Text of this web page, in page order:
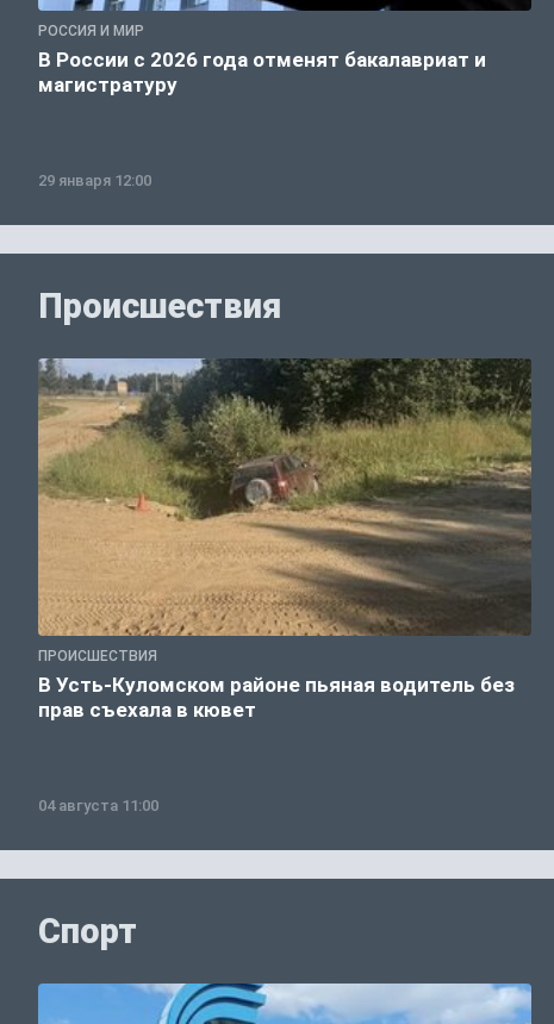
РОССИЯ И МИР
В России с 2026 года отменят бакалавриат и
магистратуру
29 января 12:00
Происшествия
ПРОИСШЕСТВИЯ
В Усть-Куломском районе пьяная водитель без
прав съехала в кювет
04 августа 11:00
Спорт